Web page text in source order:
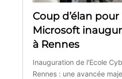
Coup d’élan
Microsoft
à Rennes
Inauguration de l'Ecole
Rennes : une avancée